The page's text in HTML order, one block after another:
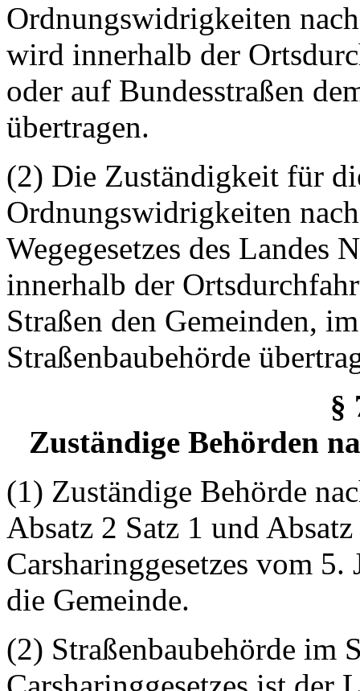
Ordnungswidrigkeiten
wird innerhalb der
oder auf Bundesstraßen
übertragen.
(2) Die Zuständigkeit für
Ordnungswidrigkeiten
Wegegesetzes des Landes
innerhalb der
Straßen den Gemeinden,
Straßenbaubehörde
§
Zuständige Behörden
(1) Zuständige Behörde
Absatz 2 Satz 1 und
Carsharinggesetzes vom 5.
die Gemeinde.
(2) Straßenbaubehörde im